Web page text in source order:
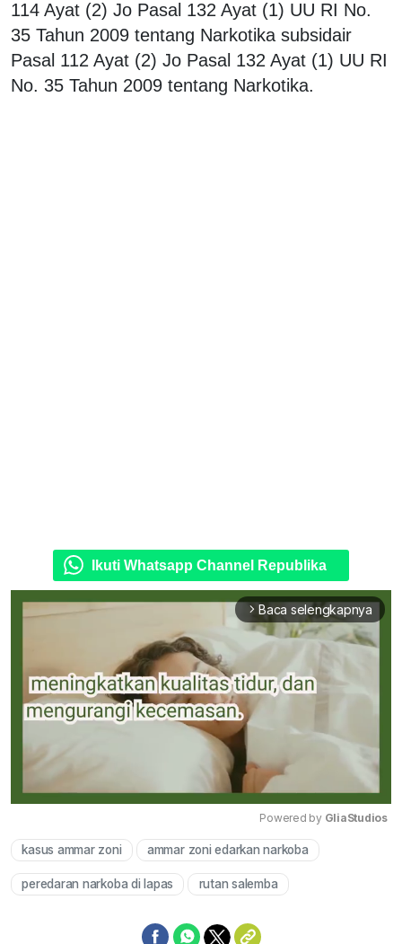
114 Ayat (2) Jo Pasal 132 Ayat (1) UU RI No.
35 Tahun 2009 tentang Narkotika subsidair
Pasal 112 Ayat (2) Jo Pasal 132 Ayat (1) UU RI
No. 35 Tahun 2009 tentang Narkotika.
Ikuti Whatsapp Channel Republika
arrow_forward_ios Baca selengkapnya
Powered by GliaStudios
kasus ammar zoni ammar zoni edarkan narkoba
peredaran narkoba di lapas rutan salemba